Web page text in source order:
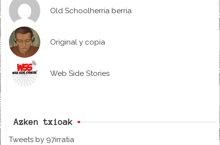
Old Schoolherria berria
Original y copia
Web Side Stories
Azken txioak
Tweets by 97irratia